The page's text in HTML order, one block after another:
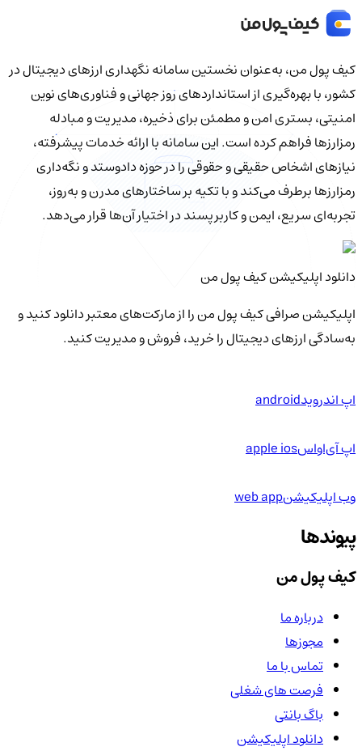
کیف‌ پول من، به‌عنوان نخستین سامانه نگهداری ارزهای دیجیتال در
کشور، با بهره‌گیری از استانداردهای روز جهانی و فناوری‌های نوین
امنیتی، بستری امن و مطمئن برای ذخیره، مدیریت و مبادله
رمزارزها فراهم کرده است. این سامانه با ارائه خدمات پیشرفته،
نیازهای اشخاص حقیقی و حقوقی را در حوزه دادوستد و نگه‌داری
رمزارزها برطرف می‌کند و با تکیه بر ساختارهای مدرن و به‌روز،
تجربه‌ای سریع، ایمن و کاربرپسند در اختیار آن‌ها قرار می‌دهد.
دانلود اپلیکیشن کیف‌ پول من
اپلیکیشن صرافی کیف پول من را از مارکت‌های معتبر دانلود کنید و
به‌سادگی ارزهای دیجیتال را خرید، فروش و مدیریت کنید.
اپ اندرویدandroid
اپ آی‌او‌اسapple ios
وب اپلیکیشنweb app
پیوندها
کیف پول من
درباره ما
مجوزها
تماس با ما
فرصت های شغلی
باگ بانتی
دانلود اپلیکیشن